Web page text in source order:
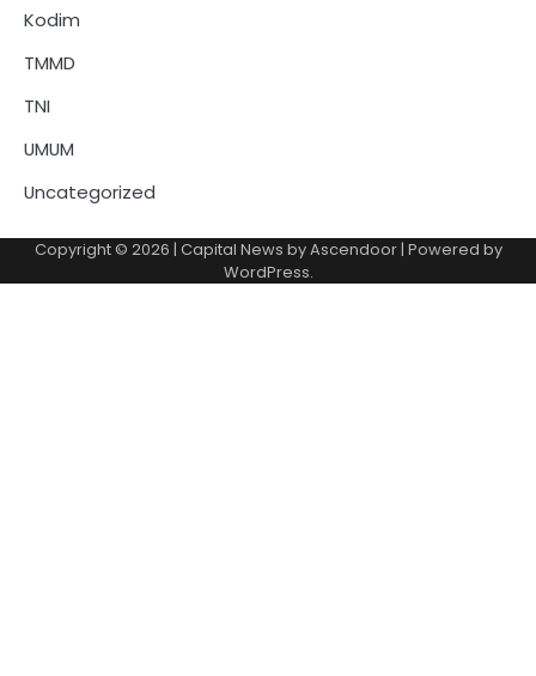
Kodim
TMMD
TNI
UMUM
Uncategorized
Copyright © 2026 | Capital News byAscendoor| Powered by
WordPress.